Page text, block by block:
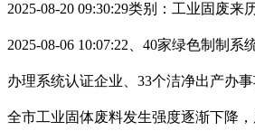
2025-08-20 09:30:29类别：工业固废来
2025-08-06 10:07:22、40家绿色制制系
办理系统认证企业、33个洁净出产办
全市工业固体废料发生强度逐渐下降